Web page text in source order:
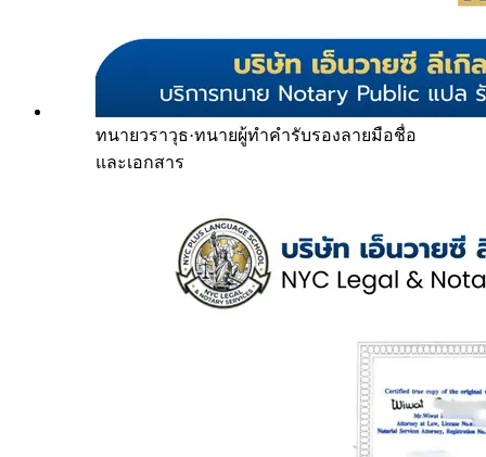
ทนายวราวุธ·ทนายผู้ทำคำรับรองลายมือชื่อ
และเอกสาร